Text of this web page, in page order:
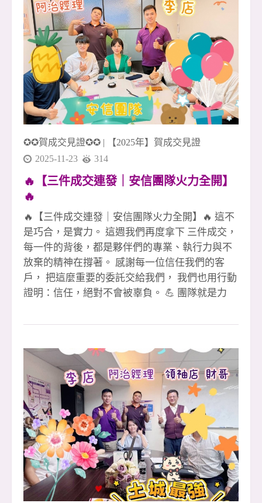
啟動 如果你也想和一群不輕易放棄的人一起打
拚、一起成長、一起創造成就感， 歡迎加入我
們，一起把 2024 的最後篇章寫得更精彩！✨
✪✪賀成交見證✪✪ |
【2025年】賀成交見證
2025-11-23
314
🔥【三件成交連發｜安信團隊火力全開】
🔥
🔥【三件成交連發｜安信團隊火力全開】🔥 這不
是巧合，是實力。 這週我們再度拿下 三件成交，
每一件的背後，都是夥伴們的專業、執行力與不
放棄的精神在撐著。 感謝每一位信任我們的客
戶， 把這麼重要的委託交給我們， 我們也用行動
證明：信任，絕對不會被辜負。 💪 團隊就是力
每一次成交，都是整個團隊一起補位、一起扛、
簽 👉 文治經理 🎉（本月第 3 簽） 👉 李店 🎉
（本月第 3 簽） 2️⃣ 簽 👉 淑惠 🎉 👉 晶伊 🎉 3️⃣
簽聯賣 👉 婉婷 &amp; 萍萍 🎉（重劃店） 👉 小
紅經理 🎉（本月第 2 簽） 🙏 特別感謝 ✔ 聯賣團
隊大家重劃店 黃店 共創佳績 ✔ 忠信協理、小潘
協理專業協助 ✔ 教部 文治經理 全力支援 ✔ 迦南
許代書 協辦完成流程 ✔ 每一位默默付出的安信夥
伴 🏆 112 年大家房屋全國雙料總冠軍 🏢 土城最
強住商大家八店百人聯賣團隊 ✨ 如果你也想 ✔ 改
變收入結